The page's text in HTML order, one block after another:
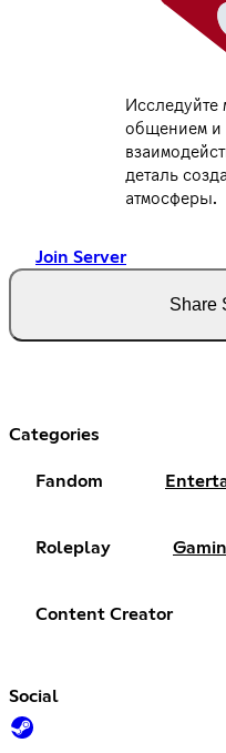
Исследуйте
общением и
деталь
атмосферы.
Join Server
Share
Categories
Fandom
Roleplay
Content Creator
Social